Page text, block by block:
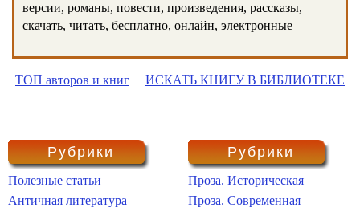
версии, романы, повести, произведения, рассказы,
скачать, читать, бесплатно, онлайн, электронные
ТОП авторов и книг ИСКАТЬ КНИГУ В БИБЛИОТЕКЕ
Рубрики
Полезные статьи
Античная литература
Рубрики
Проза. Историческая
Проза. Современная